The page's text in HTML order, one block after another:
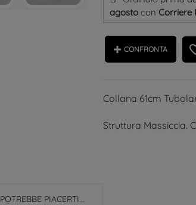
agosto con Corriere
CONFRONTA
Collana 61cm
Struttura Massiccia.
POTREBBE PIACERTI...